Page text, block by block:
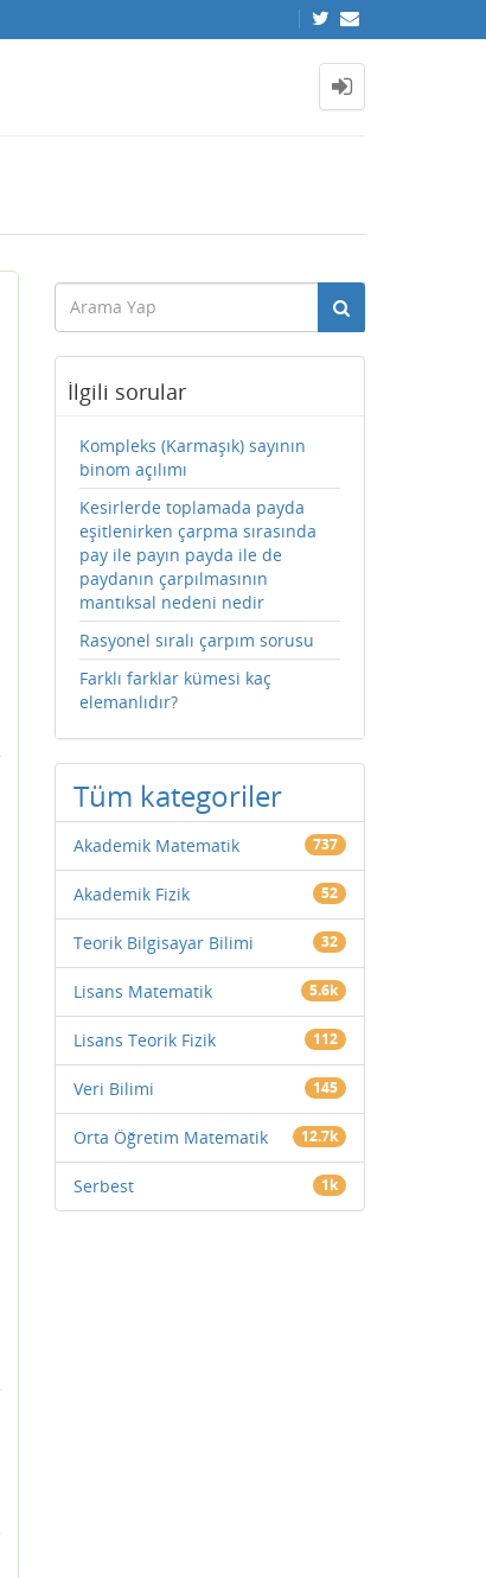
İlgili sorular
Kompleks (Karmaşık) sayının
binom açılımı
Kesirlerde toplamada payda
eşitlenirken çarpma sırasında
pay ile payın payda ile de
paydanın çarpılmasının
mantıksal nedeni nedir
Rasyonel sıralı çarpım sorusu
Farklı farklar kümesi kaç
elemanlıdır?
Tüm kategoriler
Akademik Matematik 737
Akademik Fizik 52
Teorik Bilgisayar Bilimi 32
Lisans Matematik 5.6k
Lisans Teorik Fizik 112
Veri Bilimi 145
Orta Öğretim Matematik 12.7k
Serbest 1k